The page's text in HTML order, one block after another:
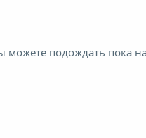
подождать пока